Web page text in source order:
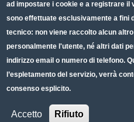
Privacy
Note legali
Dichiarazione Accessibilità
CC BY 4.0 IT
ad impostare i cookie e a registrare il
sono effettuate esclusivamente a fini
tecnico: non viene raccolto alcun
personalmente l'utente, né altri dati
indirizzo email o numero di telefono.
l’espletamento del servizio, verrà
consenso esplicito.
Accetto Rifiuto